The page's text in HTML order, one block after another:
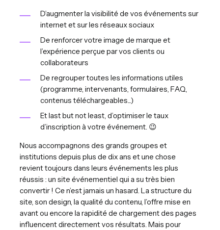
D’augmenter la visibilité de vos événements sur
internet et sur les réseaux sociaux
De renforcer votre image de marque et
l’expérience perçue par vos clients ou
collaborateurs
De regrouper toutes les informations utiles
(programme, intervenants, formulaires, FAQ,
contenus téléchargeables...)
Et last but not least, d’optimiser le taux
d’inscription à votre événement. 😉
Nous accompagnons des grands groupes et
institutions depuis plus de dix ans et une chose
revient toujours dans leurs événements les plus
réussis : un site événementiel qui a su très bien
convertir ! Ce n’est jamais un hasard. La structure du
site, son design, la qualité du contenu, l’offre mise en
avant ou encore la rapidité de chargement des pages
influencent directement vos résultats. Mais pour